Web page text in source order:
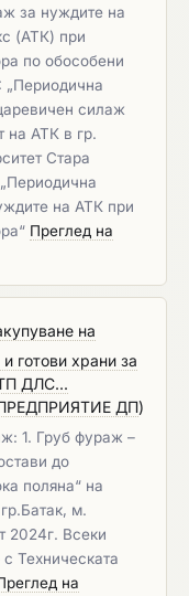
за нуждите на
(АТК) при
по обособени
„Периодична
силаж
на АТК в гр.
Стара
на АТК при
Преглед на
на
готови храни за
ДЛС...
ДП)
1. Груб фураж –
до
поляна“ на
м.
2024г. Всеки
Техническата
на